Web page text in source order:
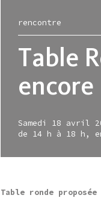
en ce
bâtiment
le frac en
rencontre
Table
encore
Samedi 18 avril
de 14 h à 18 h,
Table ronde